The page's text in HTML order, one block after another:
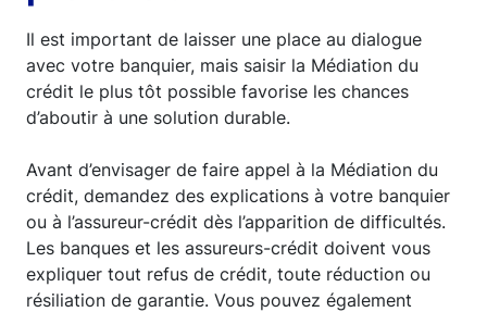
Il est important de laisser une place au dialogue
avec votre banquier, mais saisir la Médiation du
crédit le plus tôt possible favorise les chances
d’aboutir à une solution durable.
Avant d’envisager de faire appel à la Médiation du
crédit, demandez des explications à votre banquier
ou à l’assureur-crédit dès l’apparition de difficultés.
Les banques et les assureurs-crédit doivent vous
expliquer tout refus de crédit, toute réduction ou
résiliation de garantie. Vous pouvez également